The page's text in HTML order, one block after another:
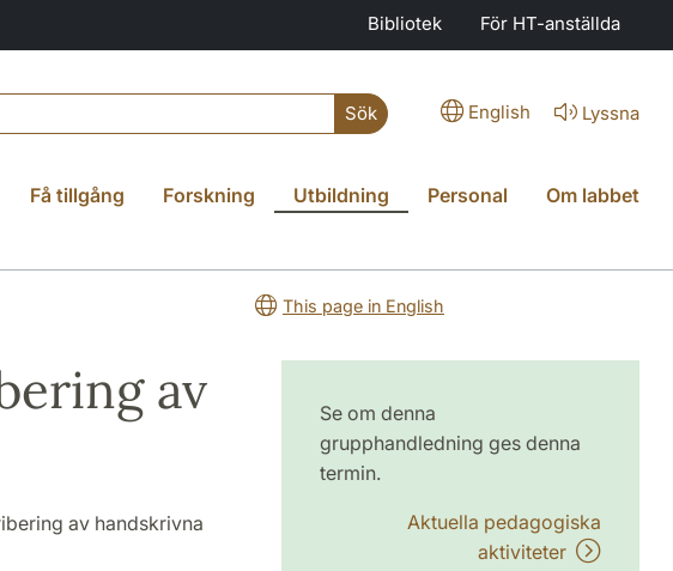
Bibliotek För HT-anställda
Sök English Lyssna
Få tillgång Forskning Utbildning Personal Om labbet
This page in English
av
av handskrivna
Se om denna
grupphandledning ges denna
termin.
Aktuella pedagogiska
aktiviteter